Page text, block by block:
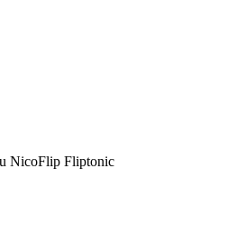
NicoFlip Fliptonic